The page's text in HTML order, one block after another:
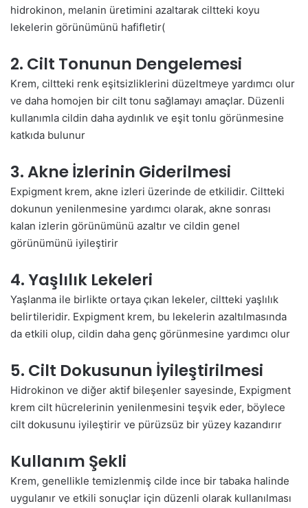
hidrokinon, melanin üretimini azaltarak ciltteki koyu
lekelerin görünümünü hafifletir​(
2. Cilt Tonunun Dengelemesi
Krem, ciltteki renk eşitsizliklerini düzeltmeye yardımcı olur
ve daha homojen bir cilt tonu sağlamayı amaçlar. Düzenli
kullanımla cildin daha aydınlık ve eşit tonlu görünmesine
katkıda bulunur​
3. Akne İzlerinin Giderilmesi
Expigment krem, akne izleri üzerinde de etkilidir. Ciltteki
dokunun yenilenmesine yardımcı olarak, akne sonrası
kalan izlerin görünümünü azaltır ve cildin genel
görünümünü iyileştirir​
4. Yaşlılık Lekeleri
Yaşlanma ile birlikte ortaya çıkan lekeler, ciltteki yaşlılık
belirtileridir. Expigment krem, bu lekelerin azaltılmasında
da etkili olup, cildin daha genç görünmesine yardımcı olur​
5. Cilt Dokusunun İyileştirilmesi
Hidrokinon ve diğer aktif bileşenler sayesinde, Expigment
krem cilt hücrelerinin yenilenmesini teşvik eder, böylece
cilt dokusunu iyileştirir ve pürüzsüz bir yüzey kazandırır​
Kullanım Şekli
Krem, genellikle temizlenmiş cilde ince bir tabaka halinde
uygulanır ve etkili sonuçlar için düzenli olarak kullanılması